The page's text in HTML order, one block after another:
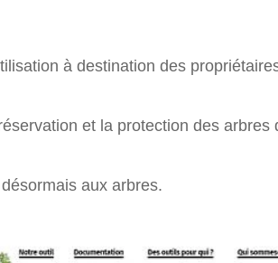
à destination des
et la protection des arbres
aux arbres.